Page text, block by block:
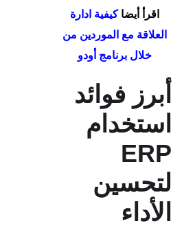
اقرأ أيضاكيفية ادارة
العلاقة مع الموردين من
خلال برنامج أودو
أبرز فوائد
استخدام
ERP
لتحسين
الأداء